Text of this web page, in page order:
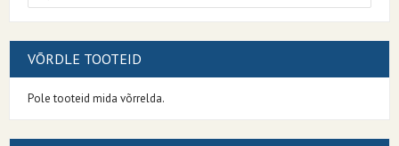
VÕRDLE TOOTEID
Pole tooteid mida võrrelda.